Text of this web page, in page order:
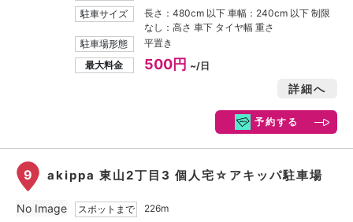
駐車サイズ
長さ：480cm 以下 車幅：240cm 以下 制限
なし：高さ 車下 タイヤ幅 重さ
駐車場形態
平置き
最大料金
500円 ~/日
詳細へ
予約する
9 akippa 東山2丁目3 個人宅☆アキッパ駐車場
スポットまで
226m
No Image